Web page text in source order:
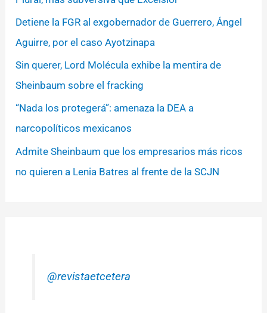
Detiene la FGR al exgobernador de Guerrero, Ángel
Aguirre, por el caso Ayotzinapa
Sin querer, Lord Molécula exhibe la mentira de
Sheinbaum sobre el fracking
“Nada los protegerá”: amenaza la DEA a
narcopolíticos mexicanos
Admite Sheinbaum que los empresarios más ricos
no quieren a Lenia Batres al frente de la SCJN
@revistaetcetera